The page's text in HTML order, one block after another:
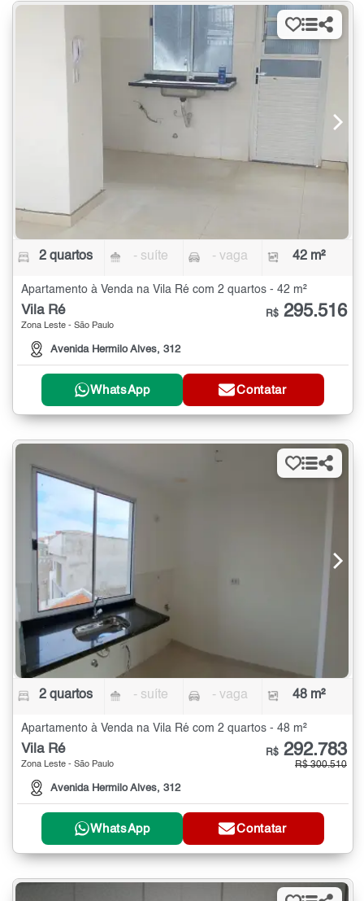
2 quartos - suíte - vaga 42 m²
Apartamento à Venda na Vila Ré com 2 quartos - 42 m²
Vila Ré
Zona Leste - São Paulo
Avenida Hermilo Alves, 312
R$ 295.516
WhatsApp Contatar
2 quartos - suíte - vaga 48 m²
Apartamento à Venda na Vila Ré com 2 quartos - 48 m²
Vila Ré
Zona Leste - São Paulo
Avenida Hermilo Alves, 312
R$ 292.783
R$ 300.510
WhatsApp Contatar